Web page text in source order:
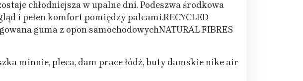
chłodniejsza w upalne dni. Podeszwa środkowa
i pełen komfort pomiędzy palcami.RECYCLED
guma z opon samochodowychNATURAL FIBRES
minnie, pleca, dam prace łódź, buty damskie nike air